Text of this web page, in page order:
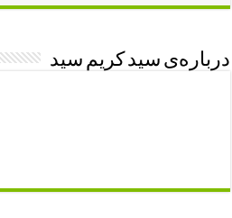
درباره‌ی سید کریم سید